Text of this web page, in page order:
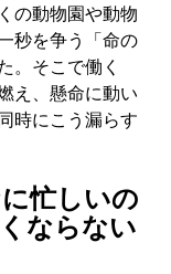
の動物園や動物
秒を争う「命の
。そこで働く
え、懸命に動い
時にこう漏らす
忙しいの
ならない